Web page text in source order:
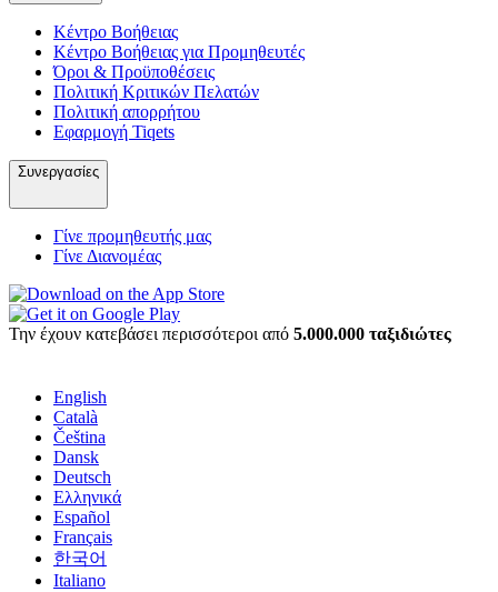
Κέντρο Βοήθειας
Κέντρο Βοήθειας για Προμηθευτές
Όροι & Προϋποθέσεις
Πολιτική Κριτικών Πελατών
Πολιτική απορρήτου
Εφαρμογή Tiqets
Συνεργασίες
Γίνε προμηθευτής μας
Γίνε Διανομέας
Την έχουν κατεβάσει περισσότεροι από 5.000.000 ταξιδιώτες
English
Català
Čeština
Dansk
Deutsch
Ελληνικά
Español
Français
한국어
Italiano